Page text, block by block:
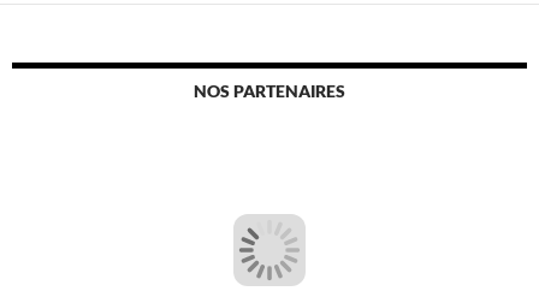
NOS PARTENAIRES